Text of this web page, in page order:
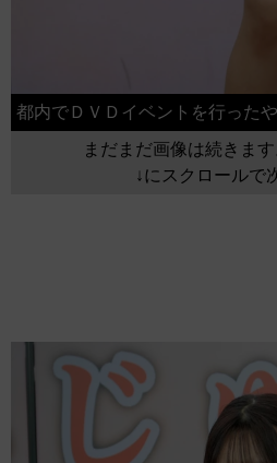
都内でＤＶＤイベントを行ったや
まだまだ画像は続きます
↓にスクロールで